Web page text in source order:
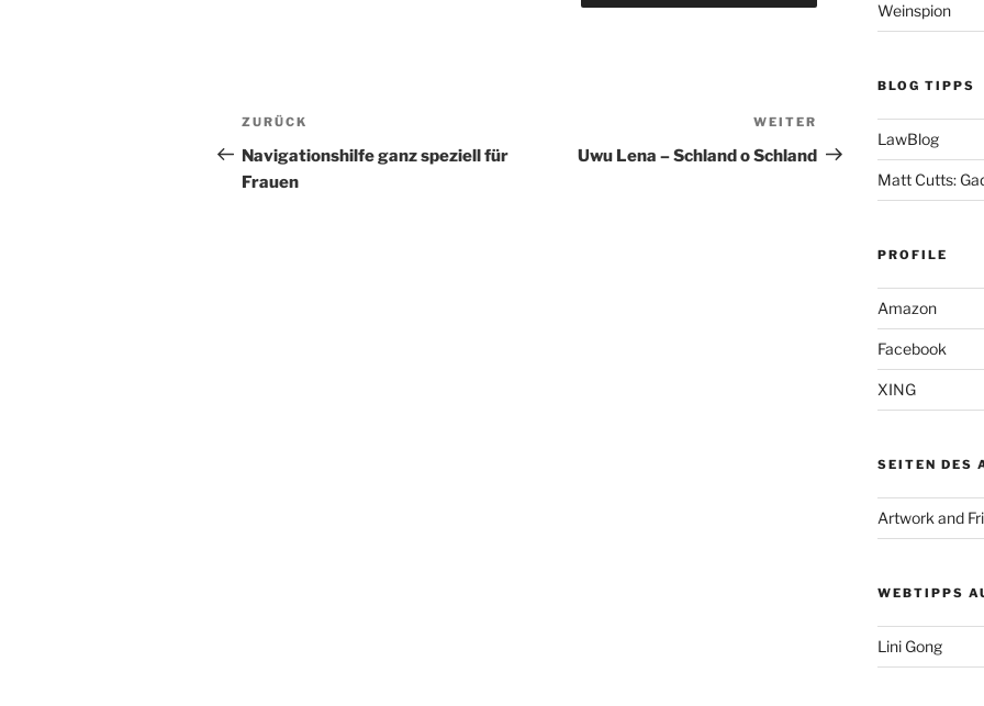
Beitragsnavigation
Vorheriger
Beitrag
ZURÜCK
Navigationshilfe ganz speziell für
Frauen
Nächster
Beitrag
WEITER
Uwu Lena – Schland o Schland
Weinspion
BLOG TIPPS
LawBlog
Matt Cutts:
PROFILE
Amazon
Facebook
XING
SEITEN DES
Artwork and
WEBTIPPS
Lini Gong